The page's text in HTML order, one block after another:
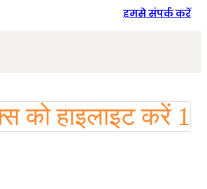
हमसे संपर्क करें